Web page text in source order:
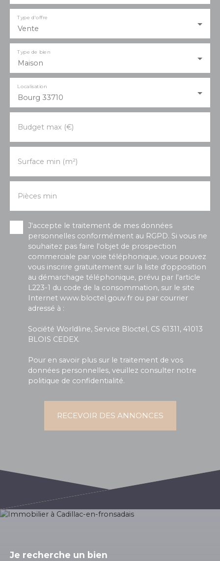
Vente
Type d'offre
Maison
Type de bien
Bourg 33710
Localisation
Budget max (€)
Surface min (m²)
Pièces min
J'accepte le traitement de mes données
personnelles conformément au RGPD. Si vous ne
souhaitez pas faire l'objet de prospection
commerciale par voie téléphonique, vous pouvez
vous inscrire gratuitement sur la liste d'opposition
au démarchage téléphonique, prévu par l'article
L223-1 du code de la consommation, sur le site
Internet www.bloctel.gouv.fr ou par courrier
adressé à :
Société Worldline, Service Bloctel, CS 61311, 41013
BLOIS CEDEX.
Pour en savoir plus sur le traitement de vos
données personnelles, veuillez consulter notre
politique de confidentialité.
RECEVOIR DES ANNONCES
Je recherche un bien